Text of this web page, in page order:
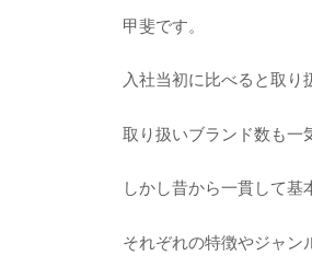
甲斐です。
入社当初に比べると取り
取り扱いブランド数も一
しかし昔から一貫して
それぞれの特徴やジャン